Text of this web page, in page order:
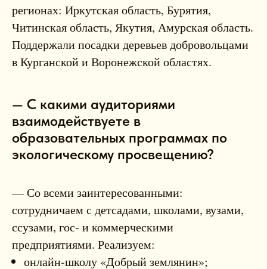
регионах: Иркутская область, Бурятия,
Читинская область, Якутия, Амурская область.
Поддержали посадки деревьев добровольцами
в Курганской и Воронежской областях.
— С какими аудиториями
взаимодействуете в
образовательных программах по
экологическому просвещению?
— Со всеми заинтересованными:
сотрудничаем с детсадами, школами, вузами,
ссузами, гос‑ и коммерческими
предприятиями. Реализуем:
онлайн‑школу «Добрый землянин»;